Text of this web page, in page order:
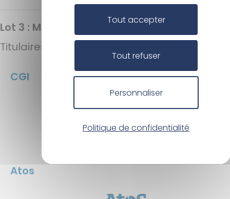
Tout accepter
Tout refuser
Personnaliser
Politique de confidentialité
Lot 3 : Missions de recettage
Titulaires
CGI
Atos